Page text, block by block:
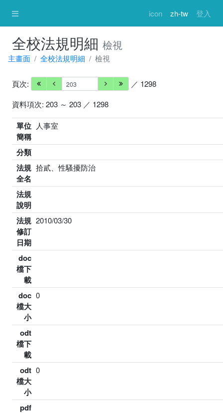
icon zh-tw 登入
全校法規明細 檢視
主畫面 全校法規明細 檢視
頁次:
／ 1298
資料項次: 203 ～ 203 ／ 1298
單位
簡稱
人事室
分類
法規
全名
拾貳、性騷擾防治
法規
說明
法規
修訂
日期
2010/03/30
doc
檔下
載
doc
檔大
小
0
odt
檔下
載
odt
檔大
小
0
pdf